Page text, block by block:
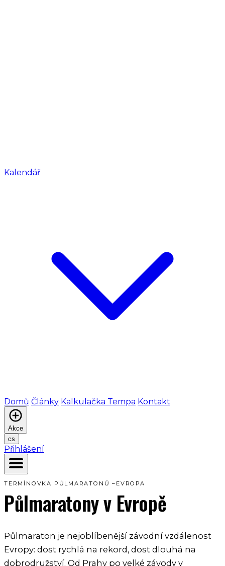
Kalendář
Domů Články Kalkulačka Tempa Kontakt
Akce
cs
Přihlášení
TERMÍNOVKA PŮLMARATONŮ – EVROPA
Půlmaratonyv Evropě
Půlmaraton je nejoblíbenější závodní vzdálenost
Evropy: dost rychlá na rekord, dost dlouhá na
dobrodružství. Od Prahy po velké závody v